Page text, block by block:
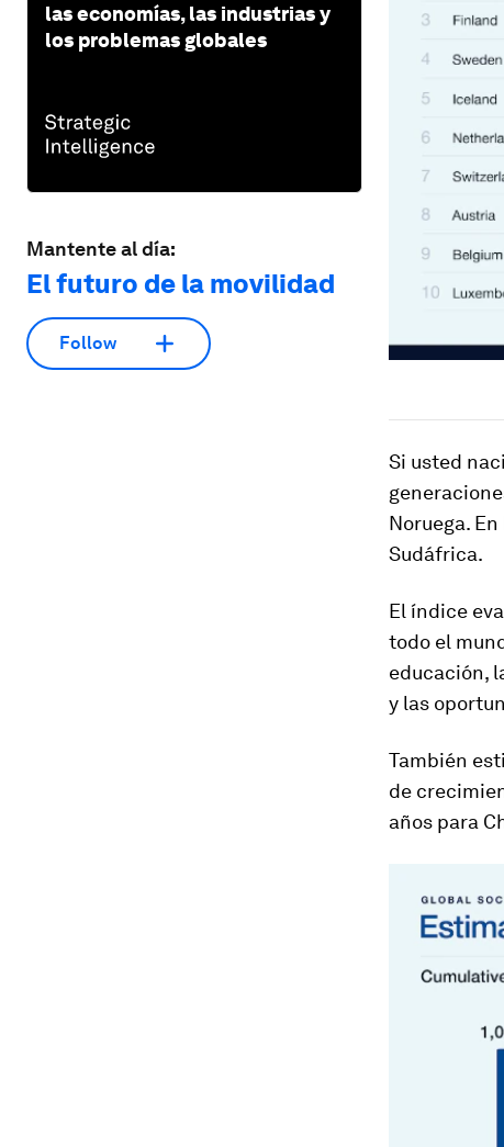
las economías, las industrias y
los problemas globales
Mantente al día:
El futuro de la movilidad
Follow
Si usted
Noruega.
Sudáfrica.
El índice
todo el
educación,
y las
También
de
años para